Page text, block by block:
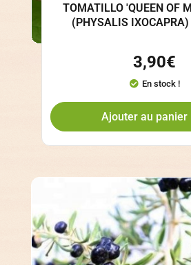
TOMATILLO 'QUEEN OF
(PHYSALIS IXOCAPRA)
3,90€
En stock !
Ajouter au panier